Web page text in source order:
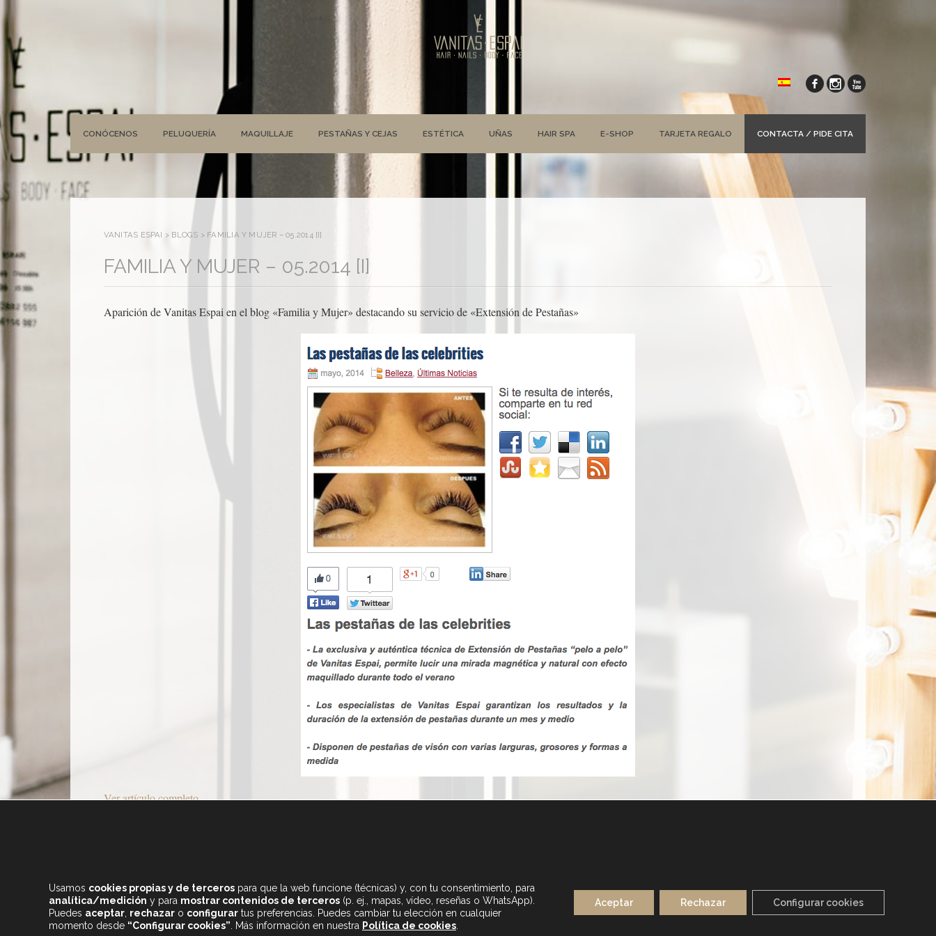
CONÓCENOS PELUQUERÍA MAQUILLAJE PESTAÑAS Y CEJAS ESTÉTICA UÑAS HAIR SPA E-SHOP TARJETA REGALO CONTACTA / PIDE CITA
VANITAS ESPAI > BLOGS > FAMILIA Y MUJER – 05.2014 [I]
FAMILIA Y MUJER – 05.2014 [I]
Aparición de Vanitas Espai en el blog «Familia y Mujer» destacando su servicio de «Extensión de Pestañas»
Ver artículo completo
+34 933 682 555
LUNES A SÁBADO
Usamos cookies propias y de terceros para que la web funcione (técnicas) y, con tu consentimiento, para
analítica/medición y para mostrar contenidos de terceros (p. ej., mapas, vídeo, reseñas o WhatsApp).
Puedes aceptar rechazar o configurar tus preferencias. Puedes cambiar tu elección en cualquier
momento desde “Configurar cookies” . Más información en nuestra Política de cookies
Aceptar Rechazar Configurar cookies